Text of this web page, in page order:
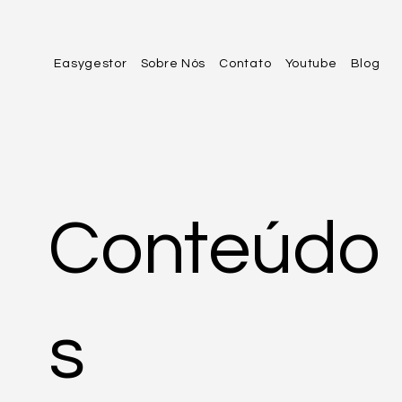
Easygestor Sobre Nós Contato Youtube Blog
Conteúdo
s